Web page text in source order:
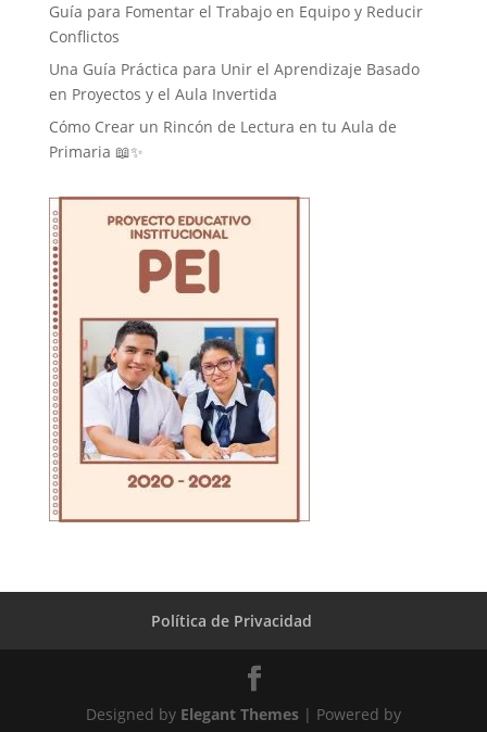
Guía para Fomentar el Trabajo en Equipo y Reducir
Conflictos
Una Guía Práctica para Unir el Aprendizaje Basado
en Proyectos y el Aula Invertida
Cómo Crear un Rincón de Lectura en tu Aula de
Primaria 📖✨
Política de Privacidad
Designed by Elegant Themes| Powered by